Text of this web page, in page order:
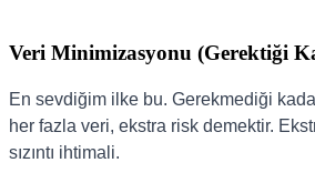
Veri Minimizasyonu (Gerektiği
En sevdiğim ilke bu. Gerekmediği
her fazla veri, ekstra risk demektir.
sızıntı ihtimali.